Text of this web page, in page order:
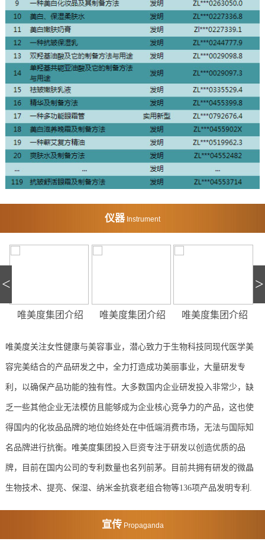
仪器Instrument
< >
唯美度集团介绍 唯美度集团介绍 唯美度集团介绍
唯美度关注女性健康与美容事业，潜心致力于生物科技同现代医学美
容完美结合的产品研发之中，全力打造成功美丽事业，大量研发专
利，以确保产品功能的独有性。大多数国内企业研发投入非常少，缺
乏一些其他企业无法模仿且能够成为企业核心竞争力的产品，这也使
得国内的化妆品品牌的地位始终处在中低端消费市场，无法与国际知
名品牌进行抗衡。唯美度集团投入巨资专注于研发以创造优质的品
牌，目前在国内公司的专利数量也名列前茅。目前共拥有研发的微晶
生物技术、提亮、保湿、纳米金抗衰老组合物等136项产品发明专利.
宣传Propaganda